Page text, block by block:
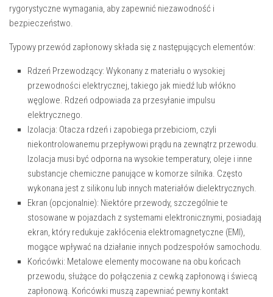
rygorystyczne wymagania, aby zapewnić niezawodność i
bezpieczeństwo.
Typowy przewód zapłonowy składa się z następujących elementów:
Rdzeń Przewodzący: Wykonany z materiału o wysokiej
przewodności elektrycznej, takiego jak miedź lub włókno
węglowe. Rdzeń odpowiada za przesyłanie impulsu
elektrycznego.
Izolacja: Otacza rdzeń i zapobiega przebiciom, czyli
niekontrolowanemu przepływowi prądu na zewnątrz przewodu.
Izolacja musi być odporna na wysokie temperatury, oleje i inne
substancje chemiczne panujące w komorze silnika. Często
wykonana jest z silikonu lub innych materiałów dielektrycznych.
Ekran (opcjonalnie): Niektóre przewody, szczególnie te
stosowane w pojazdach z systemami elektronicznymi, posiadają
ekran, który redukuje zakłócenia elektromagnetyczne (EMI),
mogące wpływać na działanie innych podzespołów samochodu.
Końcówki: Metalowe elementy mocowane na obu końcach
przewodu, służące do połączenia z cewką zapłonową i świecą
zapłonową. Końcówki muszą zapewniać pewny kontakt